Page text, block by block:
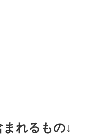
れるもの↓